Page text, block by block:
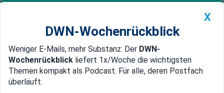
Newsticker MEIN DWN: Geldanlage Premium
Edelmetalle DWN-Magazin China
X
DWN-Wochenrückblick
Weniger E-Mails, mehr Substanz: Der DWN-
Wochenrückblick liefert 1x/Woche die wichtigsten
Themen kompakt als Podcast. Für alle, deren Postfach
überläuft.